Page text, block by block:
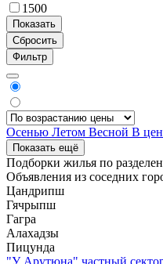
1500
Фильтр
Осенью Летом Весной В
Показать ещё
Подборки жилья по
Объявления из соседних
Цандрипш
Гячрыпш
Гагра
Алахадзы
Пицунда
"У Арутюна" частный